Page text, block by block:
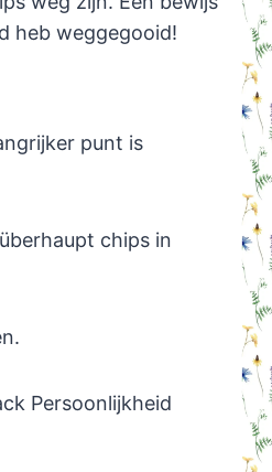
heb weggegooid!
punt is
chips in
Persoonlijkheid